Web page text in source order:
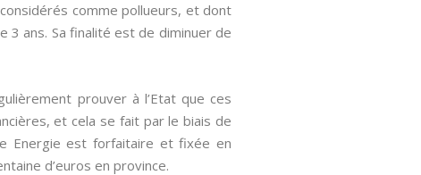
comme pollueurs, et dont
3 ans. Sa finalité est de diminuer de
prouver à l’Etat que ces
et cela se fait par le biais de
Energie est forfaitaire et fixée en
d’euros en province.